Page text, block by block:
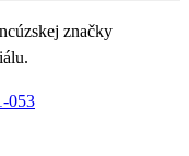
značky